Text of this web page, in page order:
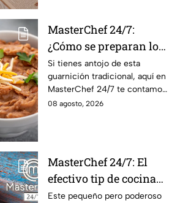
MasterChef 24/7:
¿Cómo se preparan los
frijoles puercos estilo
Sonora?
Si tienes antojo de esta
guarnición tradicional, aquí en
MasterChef 24/7 te contamos
la receta.
08 agosto, 2026
MasterChef 24/7: El
efectivo tip de cocina
de las abuelas para
Este pequeño pero poderoso